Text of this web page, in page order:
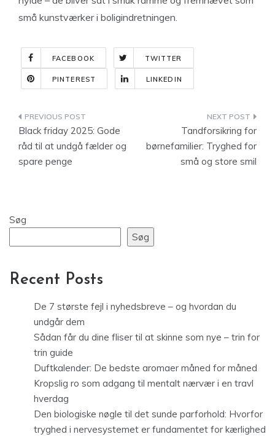
små kunstværker i boligindretningen.
FACEBOOK TWITTER
PINTEREST LINKEDIN
Indlægsnavigation
Black friday 2025: Gode
råd til at undgå fælder og
spare penge
Tandforsikring for
børnefamilier: Tryghed for
små og store smil
Søg
Søg
Recent Posts
De 7 største fejl i nyhedsbreve – og hvordan du
undgår dem
Sådan får du dine fliser til at skinne som nye – trin for
trin guide
Duftkalender: De bedste aromaer måned for måned
Kropslig ro som adgang til mentalt nærvær i en travl
hverdag
Den biologiske nøgle til det sunde parforhold: Hvorfor
tryghed i nervesystemet er fundamentet for kærlighed